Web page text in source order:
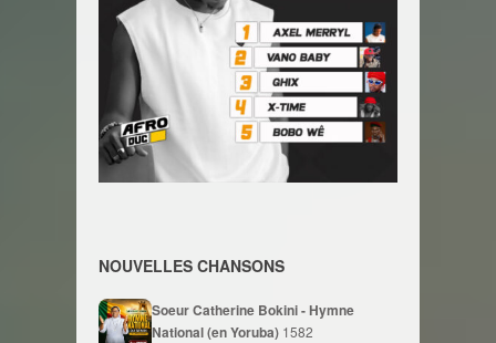
NOUVELLES CHANSONS
Soeur Catherine Bokini - Hymne
National (en Yoruba) 1582